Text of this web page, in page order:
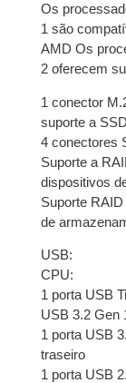
Os
1 são
AMD Os
2 oferecem
1 conector
suporte a
4 conectores
Suporte a
dispositivos
Suporte
de
USB:
CPU:
1 porta USB
USB 3.2 Gen
1 porta USB
traseiro
1 porta USB